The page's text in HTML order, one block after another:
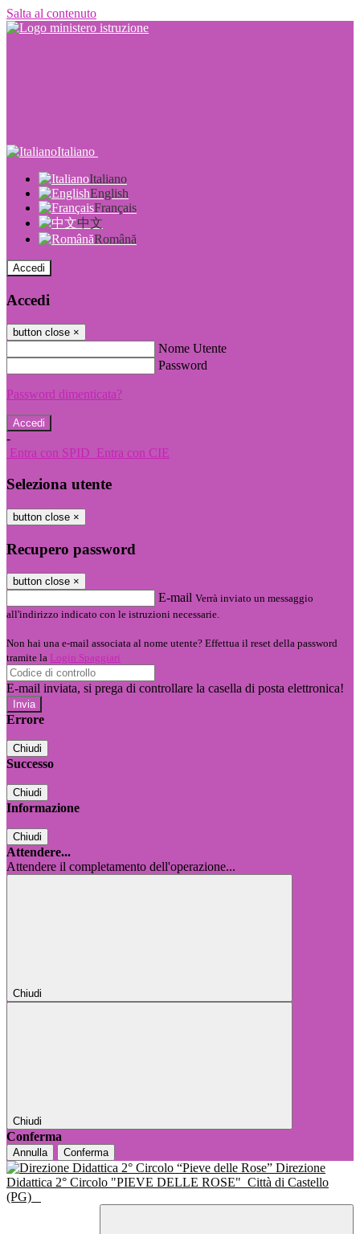
Salta al contenuto
Italiano
Italiano
English
Français
中文
Română
Accedi
Accedi
button close ×
Nome Utente
Password
Password dimenticata?
-
Entra con SPID Entra con CIE
Seleziona utente
button close ×
Recupero password
button close ×
E-mail Verrà inviato un messaggio
all'indirizzo indicato con le istruzioni necessarie.
Non hai una e-mail associata al nome utente? Effettua il reset della password
tramite la Login Spaggiari
E-mail inviata, si prega di controllare la casella di posta elettronica!
Errore
Chiudi
Successo
Chiudi
Informazione
Chiudi
Attendere...
Attendere il completamento dell'operazione...
Chiudi
Chiudi
Conferma
Annulla Conferma
Direzione
Didattica 2° Circolo "PIEVE DELLE ROSE" Città di Castello
(PG)